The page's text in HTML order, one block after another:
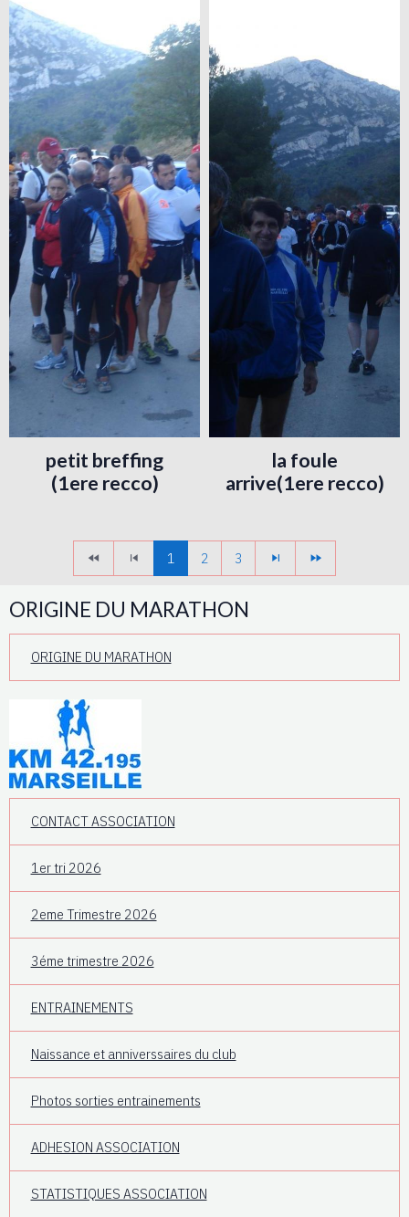
petit breffing
(1ere recco)
la foule
arrive(1ere recco)
1 2 3
ORIGINE DU MARATHON
ORIGINE DU MARATHON
CONTACT ASSOCIATION
1er tri 2026
2eme Trimestre 2026
3éme trimestre 2026
ENTRAINEMENTS
Naissance et anniverssaires du club
Photos sorties entrainements
ADHESION ASSOCIATION
STATISTIQUES ASSOCIATION